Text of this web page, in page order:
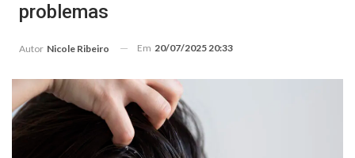
problemas
Autor Nicole Ribeiro Em 20/07/2025 20:33